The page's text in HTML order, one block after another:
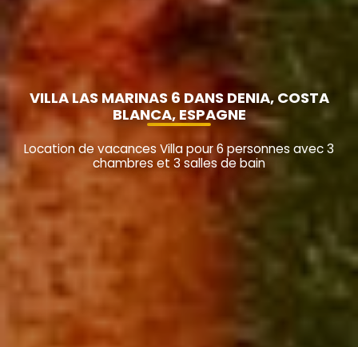
VILLA LAS MARINAS 6 DANS DENIA, COSTA
BLANCA, ESPAGNE
Location de vacances Villa pour 6 personnes avec 3
chambres et 3 salles de bain